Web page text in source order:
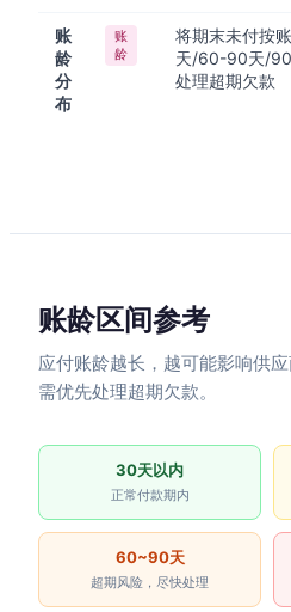
账
龄
分
布
账
龄
将期末未付按
天/60-90天/90
处理超期欠款
账龄区间参考
应付账龄越长，越可能影响供
需优先处理超期欠款。
30天以内
正常付款期内
60~90天
超期风险，尽快处理